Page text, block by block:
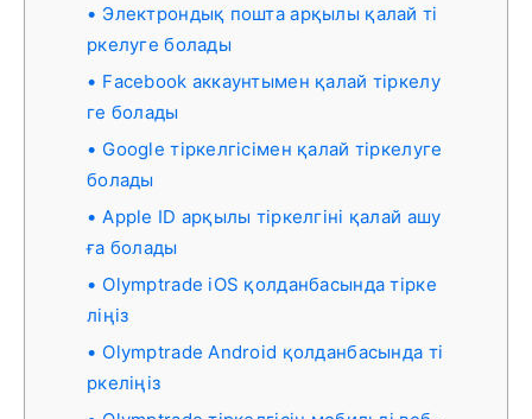
Электрондық пошта арқылы қалай ті
ркелуге болады
Facebook аккаунтымен қалай тіркелу
ге болады
Google тіркелгісімен қалай тіркелуге
болады
Apple ID арқылы тіркелгіні қалай ашу
ға болады
Olymptrade iOS қолданбасында тірке
ліңіз
Olymptrade Android қолданбасында ті
ркеліңіз